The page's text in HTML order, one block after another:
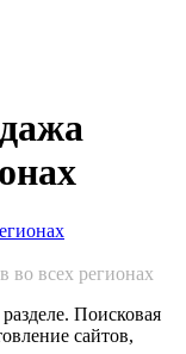
во всех регионах
Поисковая
сайтов,